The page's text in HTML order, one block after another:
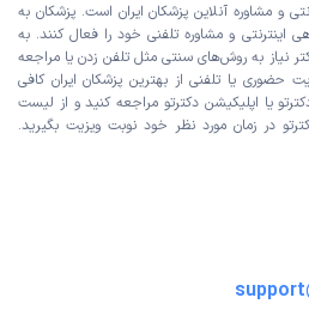
و مشاوره آنلاین پزشکان ایران است. پزشکان به
اینترنتی و مشاوره تلفنی خود را فعال کنند. به
نیاز به روش‌های سنتی مثل تلفن زدن یا مراجعه
حضوری یا تلفنی از بهترین پزشکان ایران کافی
یا اپلیکیشن دکترتو مراجعه کنید و از لیست
در زمان مورد نظر خود نوبت ویزیت بگیرید.